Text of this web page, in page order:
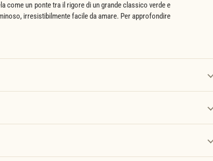
come un ponte tra il rigore di un grande classico verde e
irresistibilmente facile da amare. Per approfondire